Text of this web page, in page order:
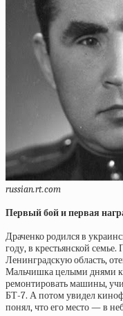
russian.rt.com
Первый бой и первая
Драченко родился в
году, в крестьянской
Ленинградскую область,
Мальчишка целыми днями
ремонтировать машины,
БТ-7. А потом увидел
понял, что его место — в